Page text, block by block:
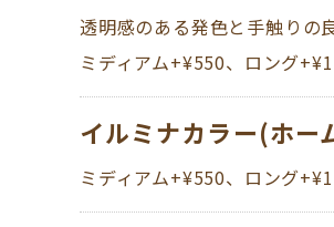
透明感のある発色と手触りの
ミディアム+¥550、ロング
イルミナカラー(ホー
ミディアム+¥550、ロング